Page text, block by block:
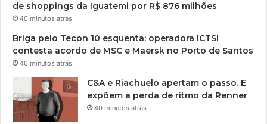
de shoppings da Iguatemi por R$ 876 milhões
40 minutos atrás
Briga pelo Tecon 10 esquenta: operadora ICTSI
contesta acordo de MSC e Maersk no Porto de Santos
40 minutos atrás
C&A e Riachuelo apertam o passo. E
expõem a perda de ritmo da Renner
40 minutos atrás